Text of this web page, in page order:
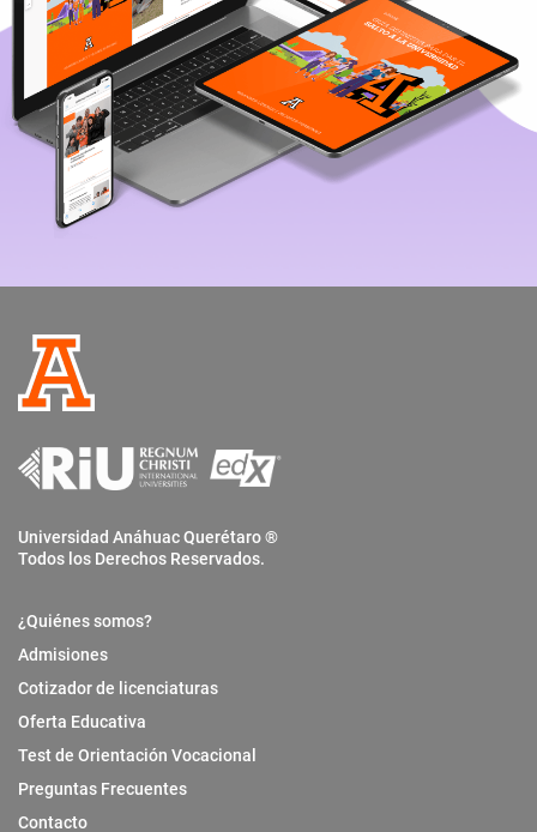
Universidad Anáhuac Querétaro ®
Todos los Derechos Reservados.
¿Quiénes somos?
Admisiones
Cotizador de licenciaturas
Oferta Educativa
Test de Orientación Vocacional
Preguntas Frecuentes
Contacto